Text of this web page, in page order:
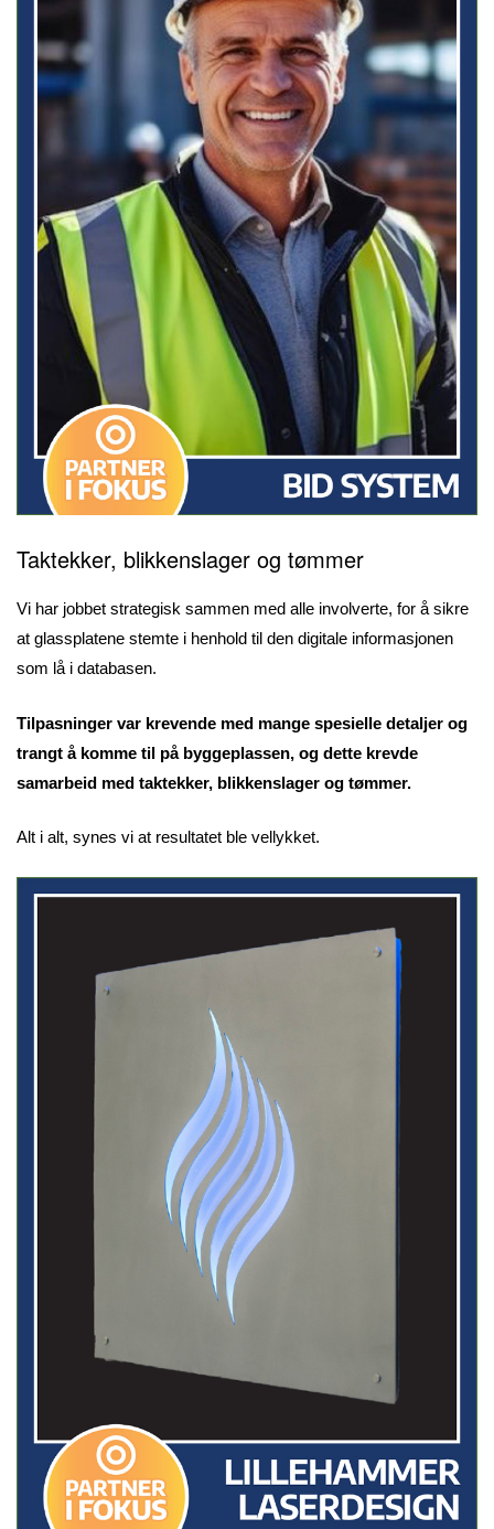
Taktekker, blikkenslager og tømmer
Vi har jobbet strategisk sammen med alle involverte, for å sikre
at glassplatene stemte i henhold til den digitale informasjonen
som lå i databasen.
Tilpasninger var krevende med mange spesielle detaljer og
trangt å komme til på byggeplassen, og dette krevde
samarbeid med taktekker, blikkenslager og tømmer.
Alt i alt, synes vi at resultatet ble vellykket.